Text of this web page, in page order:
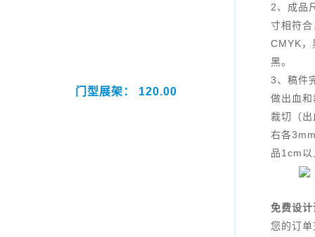
门型展架： 120.00
2、成品
寸相符
CMYK，
黑。
3、稿件
做出血
裁切（
右各
品1cm
免费设计
您的订